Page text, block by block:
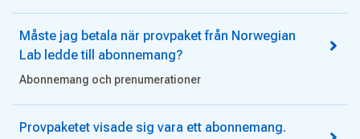
Måste jag betala när provpaket från Norwegian
Lab ledde till abonnemang?
Abonnemang och prenumerationer
Provpaketet visade sig vara ett abonnemang.